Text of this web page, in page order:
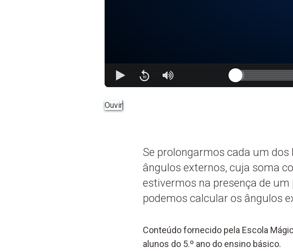
Ouvir
Se prolongarmos cada um
ângulos externos, cuja soma
estivermos na presença de
podemos calcular os ângulos
Conteúdo fornecido pela Escola
alunos do 5.º ano do ensino básico.